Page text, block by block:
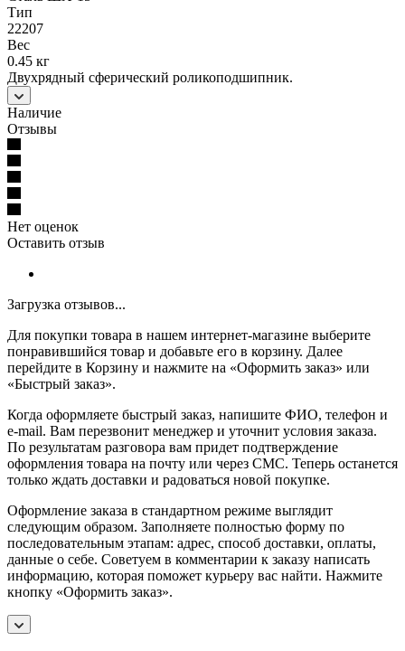
Тип
22207
Вес
0.45 кг
Двухрядный сферический роликоподшипник.
Наличие
Отзывы
Нет оценок
Оставить отзыв
Загрузка отзывов...
Для покупки товара в нашем интернет-магазине выберите
понравившийся товар и добавьте его в корзину. Далее
перейдите в Корзину и нажмите на «Оформить заказ» или
«Быстрый заказ».
Когда оформляете быстрый заказ, напишите ФИО, телефон и
e-mail. Вам перезвонит менеджер и уточнит условия заказа.
По результатам разговора вам придет подтверждение
оформления товара на почту или через СМС. Теперь останется
только ждать доставки и радоваться новой покупке.
Оформление заказа в стандартном режиме выглядит
следующим образом. Заполняете полностью форму по
последовательным этапам: адрес, способ доставки, оплаты,
данные о себе. Советуем в комментарии к заказу написать
информацию, которая поможет курьеру вас найти. Нажмите
кнопку «Оформить заказ».